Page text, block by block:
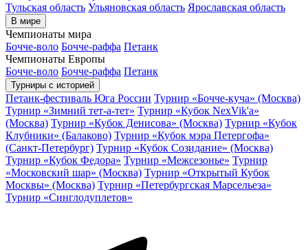
Тульская область Ульяновская область Ярославская область
В мире
Чемпионаты мира
Бочче-воло Бочче-раффа Петанк
Чемпионаты Европы
Бочче-воло Бочче-раффа Петанк
Турниры с историей
Петанк-фестиваль Юга России Турнир «Бочче-куча» (Москва)
Турнир «Зимний тет-а-тет» Турнир «Кубок NexVik'a»
(Москва) Турнир «Кубок Денисова» (Москва) Турнир «Кубок
Клубники» (Балаково) Турнир «Кубок мэра Петергофа»
(Санкт-Петербург) Турнир «Кубок Созидание» (Москва)
Турнир «Кубок Федора» Турнир «Межсезонье» Турнир
«Московский шар» (Москва) Турнир «Открытый Кубок
Москвы» (Москва) Турнир «Петербургская Марсельеза»
Турнир «Синглодуплетов»